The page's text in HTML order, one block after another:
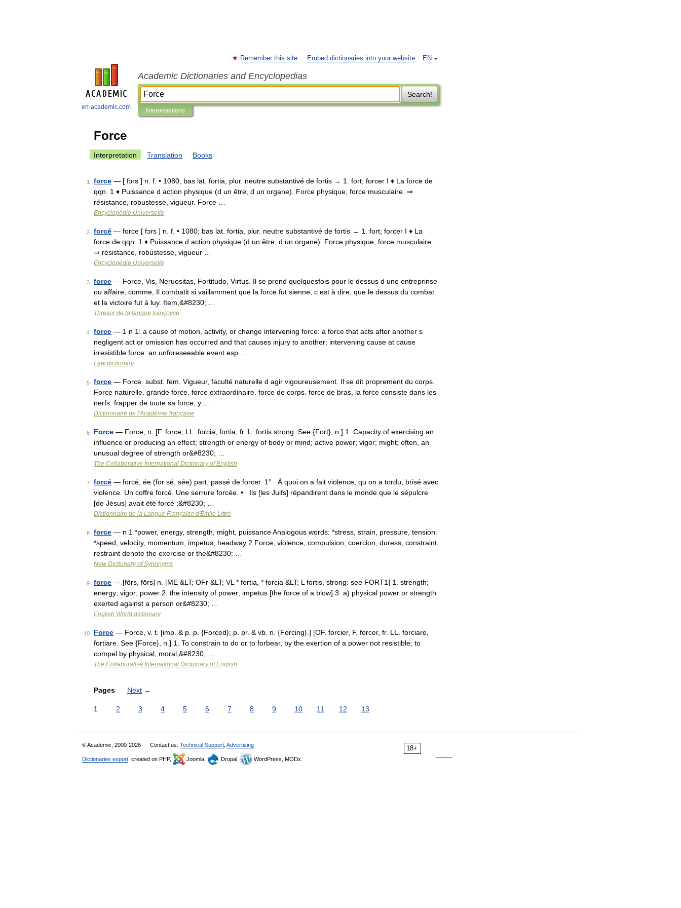
en-academic.com
EN
Remember this site Embed dictionaries into your website
Academic Dictionaries and Encyclopedias
Search!
Interpretations
Force
Interpretation Translation Books
1 force — [ fɔrs ] n. f. • 1080; bas lat. fortia, plur. neutre substantivé de fortis → 1. fort; forcer I ♦ La force de
qqn. 1 ♦ Puissance d action physique (d un être, d un organe). Force physique; force musculaire. ⇒
résistance, robustesse, vigueur. Force …
Encyclopédie Universelle
2 forcé — force [ fɔrs ] n. f. • 1080; bas lat. fortia, plur. neutre substantivé de fortis → 1. fort; forcer I ♦ La
force de qqn. 1 ♦ Puissance d action physique (d un être, d un organe). Force physique; force musculaire.
⇒ résistance, robustesse, vigueur …
Encyclopédie Universelle
3 force — Force, Vis, Neruositas, Fortitudo, Virtus. Il se prend quelquesfois pour le dessus d une entreprinse
ou affaire, comme, Il combatit si vaillamment que la force fut sienne, c est à dire, que le dessus du combat
et la victoire fut à luy. Item,&#8230; …
Thresor de la langue françoyse
4 force — 1 n 1: a cause of motion, activity, or change intervening force: a force that acts after another s
negligent act or omission has occurred and that causes injury to another: intervening cause at cause
irresistible force: an unforeseeable event esp …
Law dictionary
5 force — Force. subst. fem. Vigueur, faculté naturelle d agir vigoureusement. Il se dit proprement du corps.
Force naturelle. grande force. force extraordinaire. force de corps. force de bras, la force consiste dans les
nerfs. frapper de toute sa force, y …
Dictionnaire de l'Académie française
6 Force — Force, n. [F. force, LL. forcia, fortia, fr. L. fortis strong. See {Fort}, n.] 1. Capacity of exercising an
influence or producing an effect; strength or energy of body or mind; active power; vigor; might; often, an
unusual degree of strength or&#8230; …
The Collaborative International Dictionary of English
7 forcé — forcé, ée (for sé, sée) part. passé de forcer. 1° À quoi on a fait violence, qu on a tordu, brisé avec
violence. Un coffre forcé. Une serrure forcée. • Ils [les Juifs] répandirent dans le monde que le sépulcre
[de Jésus] avait été forcé ;&#8230; …
Dictionnaire de la Langue Française d'Émile Littré
8 force — n 1 *power, energy, strength, might, puissance Analogous words: *stress, strain, pressure, tension:
*speed, velocity, momentum, impetus, headway 2 Force, violence, compulsion, coercion, duress, constraint,
restraint denote the exercise or the&#8230; …
New Dictionary of Synonyms
9 force — [fôrs, fōrs] n. [ME &LT; OFr &LT; VL * fortia, * forcia &LT; L fortis, strong: see FORT1] 1. strength;
energy; vigor; power 2. the intensity of power; impetus [the force of a blow] 3. a) physical power or strength
exerted against a person or&#8230; …
English World dictionary
10 Force — Force, v. t. [imp. & p. p. {Forced}; p. pr. & vb. n. {Forcing}.] [OF. forcier, F. forcer, fr. LL. forciare,
fortiare. See {Force}, n.] 1. To constrain to do or to forbear, by the exertion of a power not resistible; to
compel by physical, moral,&#8230; …
The Collaborative International Dictionary of English
Pages Next →
1 2 3 4 5 6 7 8 9 10 11 12 13
18+
© Academic, 2000-2026 Contact us: Technical Support Advertising
Dictionaries export , created on PHP, Joomla, Drupal, WordPress, MODx.